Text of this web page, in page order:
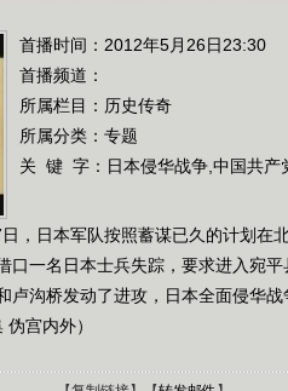
首播时间：2012年5月26日23:30
首播频道：
所属栏目： 历史传奇
所属分类：专题
关 键 字： 日本侵华战争,中国共产
，日本军队按照蓄谋已久的计划在
口一名日本士兵失踪，要求进入宛
卢沟桥发动了进攻，日本全面侵华
宫内外）